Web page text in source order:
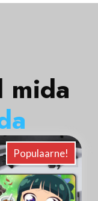
mida
a
Populaarne!